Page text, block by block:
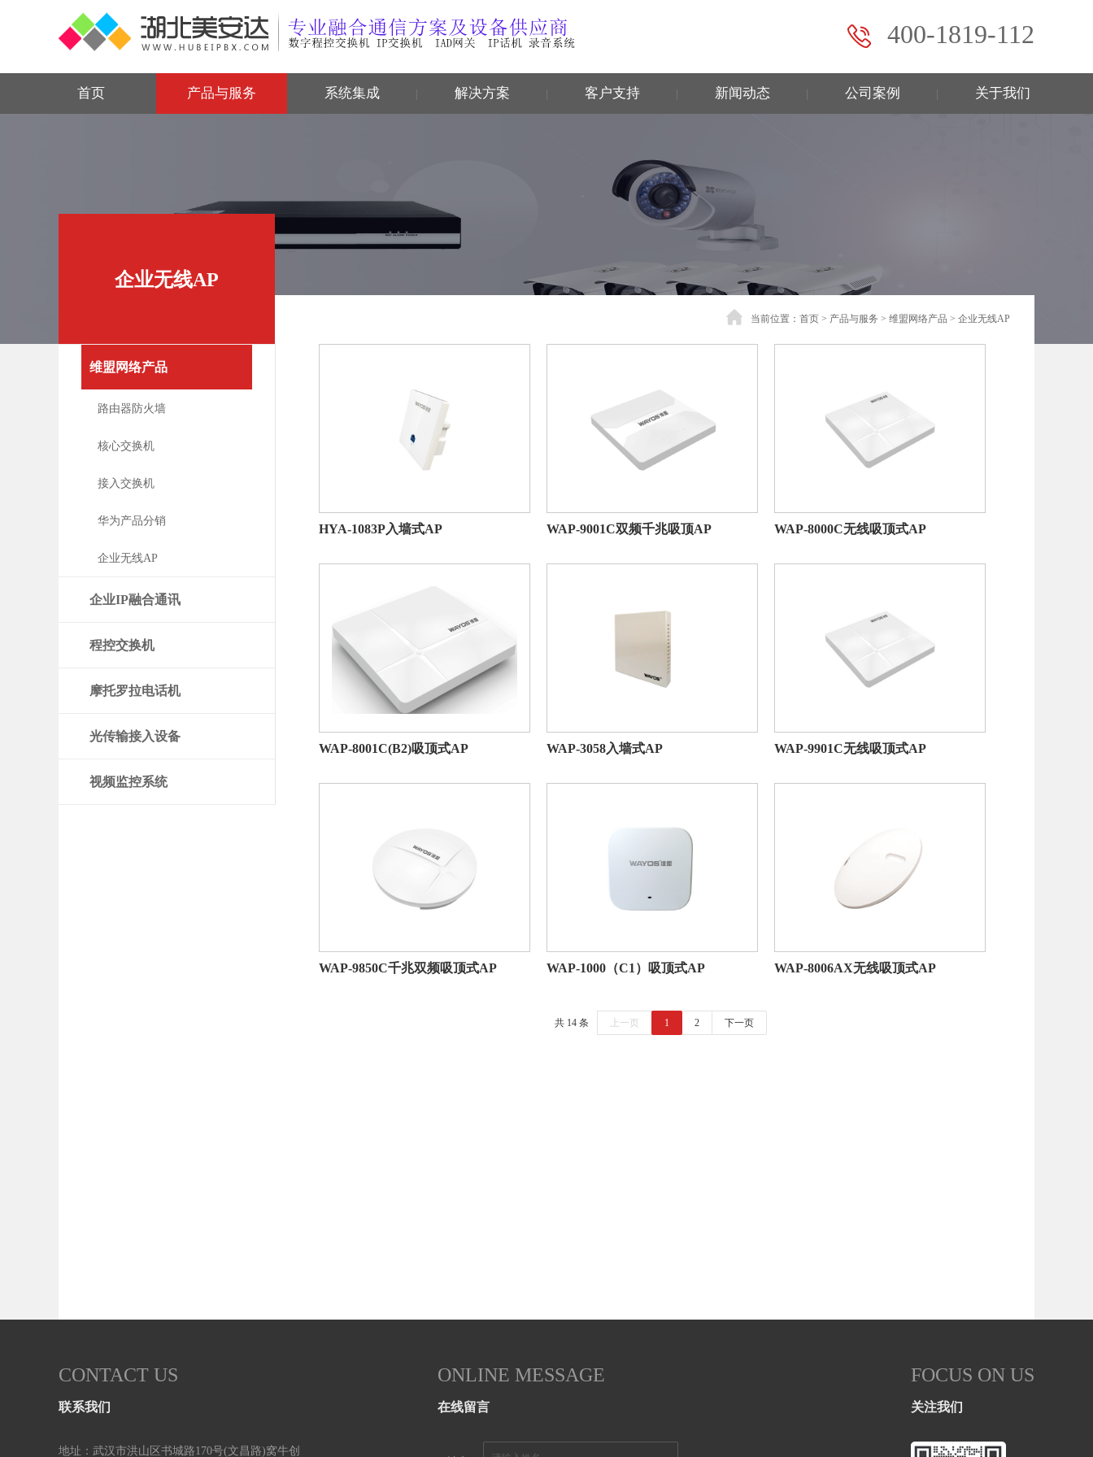
400-1819-112
首页 产品与服务 系统集成 解决方案 客户支持 新闻动态 公司案例 关于我们
企业无线AP
当前位置： 首页 > 产品与服务 > 维盟网络产品 > 企业无线AP
维盟网络产品
路由器防火墙
核心交换机
接入交换机
华为产品分销
企业无线AP
企业IP融合通讯
程控交换机
摩托罗拉电话机
光传输接入设备
视频监控系统
HYA-1083P入墙式AP WAP-9001C双频千兆吸顶AP WAP-8000C无线吸顶式AP
WAP-8001C(B2)吸顶式AP WAP-3058入墙式AP WAP-9901C无线吸顶式AP
WAP-9850C千兆双频吸顶式AP WAP-1000（C1）吸顶式AP WAP-8006AX无线吸顶式AP
共 14 条 上一页 1 2 下一页
CONTACT US
联系我们
地址：武汉市洪山区书城路170号(文昌路)窝牛创
ONLINE MESSAGE
在线留言
FOCUS ON US
关注我们